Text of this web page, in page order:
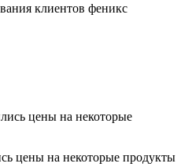
клиентов феникс
цены на некоторые продукты